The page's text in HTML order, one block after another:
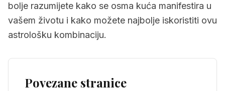
bolje razumijete kako se osma kuća manifestira u
vašem životu i kako možete najbolje iskoristiti ovu
astrološku kombinaciju.
Povezane stranice